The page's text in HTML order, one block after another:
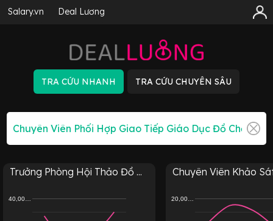
Salary.vn Deal Lương
Trưởng Phòng Hội Thảo Đồ ...
40,00…
Chuyên Viên Khảo
20,00…